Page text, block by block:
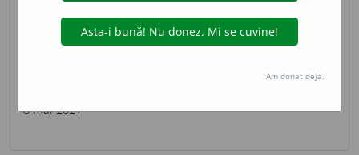
300.589 (locul 1)
8 mai 2021
Am donat deja.